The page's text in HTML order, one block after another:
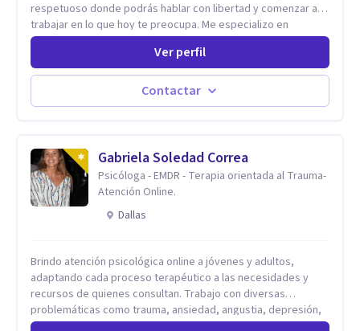
respetuoso donde podrás hablar con libertad y comenzar a
trabajar en lo que hoy te preocupa. Me especializo en
Trastornos de Ansiedad y a lo largo de mi experiencia
profesional he acompañado a muchas Familias y Parejas con
distintas problemáticas como el manejo del estrés,
Autoestima, Gestión de la Ira, Depresión, Retos en la Crianza,
Codependencia, Celos, entre otros. Cuento con más de 12
Adolescentes y Adultos
Ver perfil
Contactar
Gabriela Soledad Correa
Psicóloga - EMDR - Terapia orientada al Trauma-
Atención Online.
Dallas
Brindo atención psicológica online a jóvenes y adultos,
adaptando cada proceso terapéutico a las necesidades y
recursos de quienes consultan. Trabajo con diversas
problemáticas como trauma, ansiedad, angustia, depresión,
estrés, violencias, abuso sexual y procesos migratorios,